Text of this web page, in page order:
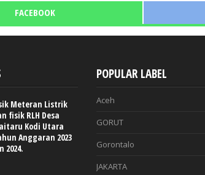
FACEBOOK
Meteran Listrik
fisik RLH Desa
Kodi Utara
Anggaran 2023
2024.
POPULAR LABEL
Aceh
GORUT
Gorontalo
JAKARTA